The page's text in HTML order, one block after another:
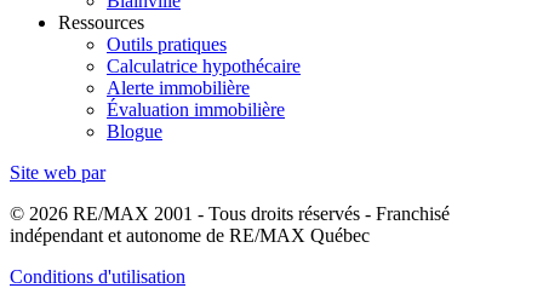
Ressources
Outils pratiques
Calculatrice hypothécaire
Alerte immobilière
Évaluation immobilière
Blogue
Site web par
© 2026 RE/MAX 2001 - Tous droits réservés - Franchisé
indépendant et autonome de RE/MAX Québec
Conditions d'utilisation